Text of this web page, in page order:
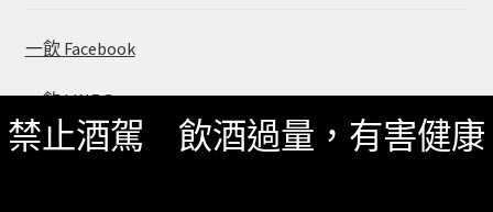
一飲 Facebook
一飲 LINE@
禁止酒駕 飲酒過量，有害健康